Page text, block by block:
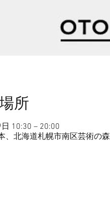
所
10:30 – 20:00
、北海道札幌市南区芸術の森